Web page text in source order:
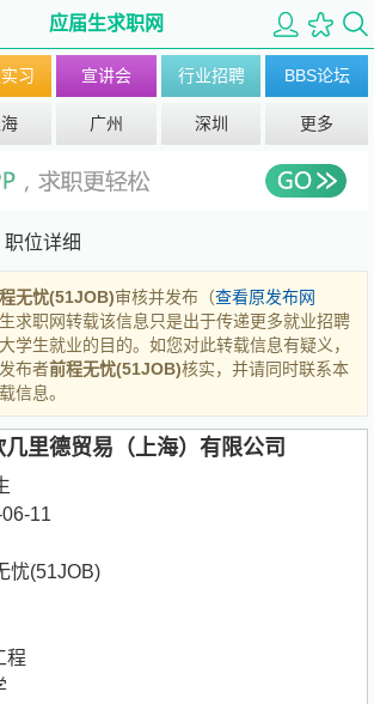
应届生求职网
习 宣讲会 行业招聘 BBS论坛
海 广州 深圳 更多
职位详细
无忧(51JOB)审核并发布（查看原发布网
求职网转载该信息只是出于传递更多就业招聘
学生就业的目的。如您对此转载信息有疑义，
布者前程无忧(51JOB)核实，并请同时联系本
信息。
几里德贸易（上海）有限公司
11
忧(51JOB)
程